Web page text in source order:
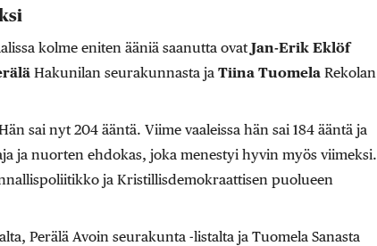
kolme eniten ääniä saanutta ovat Jan-Erik Eklöf
Hakunilan seurakunnasta ja Tiina TuomelaRekolan
sai nyt 204 ääntä. Viime vaaleissa hän sai 184 ääntä ja
ja nuorten ehdokas, joka menestyi hyvin myös viimeksi.
ja Kristillisdemokraattisen puolueen
Perälä Avoin seurakunta -listalta ja Tuomela Sanasta